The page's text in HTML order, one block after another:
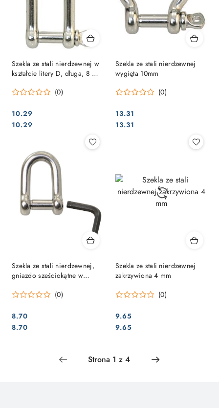
Szekla ze stali nierdzewnej w
kształcie litery D, długa, 8 mm
(0)
Cena:
10.29
Cena:
10.29
Szekla ze stali nierdzewnej
wygięta 10mm
(0)
Cena:
13.31
Cena:
13.31
Szekla ze stali nierdzewnej,
gniazdo sześciokątne w
(0)
Cena:
8.70
Cena:
8.70
Szekla ze stali nierdzewnej
zakrzywiona 4 mm
(0)
Cena:
9.65
Cena:
9.65